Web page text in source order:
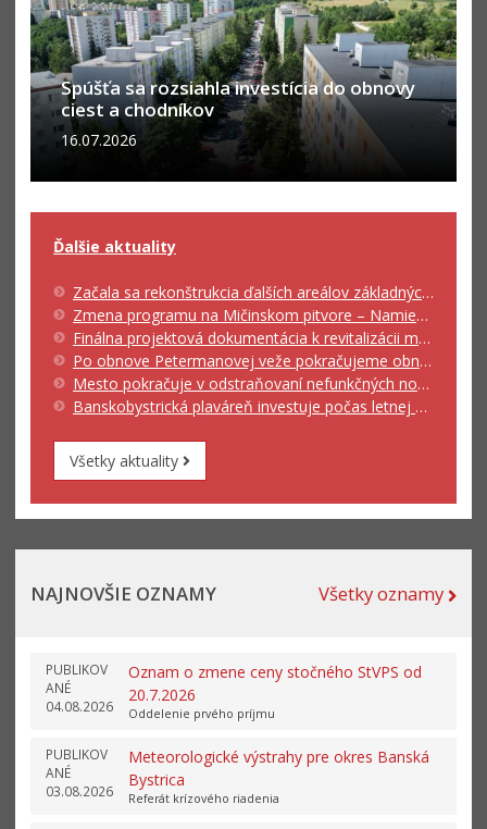
Spúšťa sa rozsiahla investícia do obnovy
ciest a chodníkov
16.07.2026
Ďalšie aktuality
Začala sa rekonštrukcia ďalších areálov základných škôl, popoludní budú slúžiť verejnosti
Zmena programu na Mičinskom pitvore – Namiesto Lucamoros vystúpi päť zahraničných akrobatov
Finálna projektová dokumentácia k revitalizácii mestského parku je výsledkom diskusie mnohých odborníkov
Po obnove Petermanovej veže pokračujeme obnovou Barbakánu
Mesto pokračuje v odstraňovaní nefunkčných novinových stánkov
Banskobystrická plaváreň investuje počas letnej odstávky do modernizácie technológií a zvýšenia kvality služieb
Všetky aktuality
NAJNOVŠIE OZNAMY Všetky oznamy
PUBLIKOV
ANÉ
04.08.2026
Oznam o zmene ceny stočného StVPS od
20.7.2026
Oddelenie prvého príjmu
PUBLIKOV
ANÉ
03.08.2026
Meteorologické výstrahy pre okres Banská
Bystrica
Referát krízového riadenia